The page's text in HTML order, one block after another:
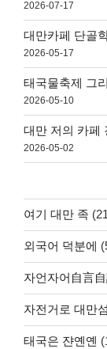
2026-07-17
대만카페 단골
2026-05-17
태국물축제 그
2026-05-10
대만 저의 카페
2026-05-02
여기 대만 족
외국어 덕분에
자언자어自言
자전거로 대만
태국은 쟌옌옌